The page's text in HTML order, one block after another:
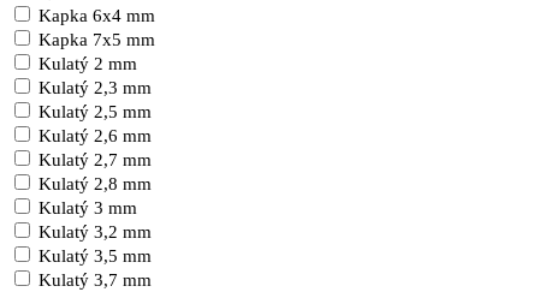
Kapka 6x4 mm
Kapka 7x5 mm
Kulatý 2 mm
Kulatý 2,3 mm
Kulatý 2,5 mm
Kulatý 2,6 mm
Kulatý 2,7 mm
Kulatý 2,8 mm
Kulatý 3 mm
Kulatý 3,2 mm
Kulatý 3,5 mm
Kulatý 3,7 mm